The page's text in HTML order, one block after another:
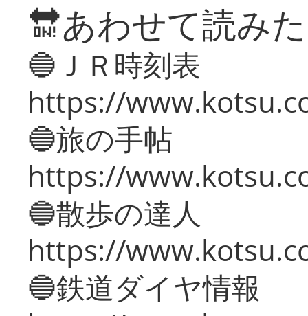
🔛あわせて読み
🔵ＪＲ時刻表
https://
🔵旅の手帖
https://
🔵散歩の達人
https://
🔵鉄道ダイヤ情報